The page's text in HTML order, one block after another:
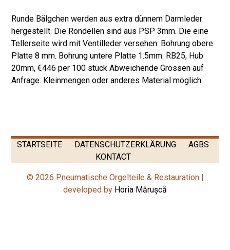
Runde Bälgchen werden aus extra dünnem Darmleder
hergestellt. Die Rondellen sind aus PSP 3mm. Die eine
Tellerseite wird mit Ventilleder versehen. Bohrung obere
Platte 8 mm. Bohrung untere Platte 1.5mm. RB25, Hub
20mm, €446 per 100 stück Abweichende Grössen auf
Anfrage. Kleinmengen oder anderes Material möglich.
STARTSEITE DATENSCHUTZERKLÄRUNG
AGBS
KONTACT
© 2026 Pneumatische Orgelteile & Restauration |
developed by Horia Mărușcă